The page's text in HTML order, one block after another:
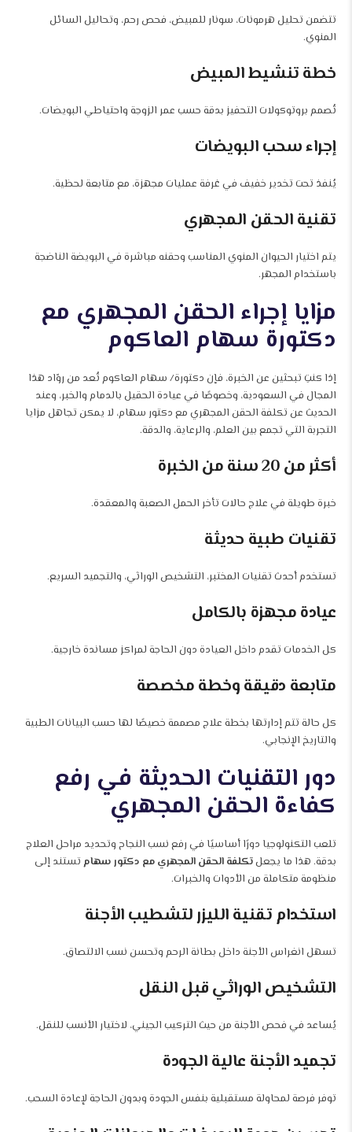
تتضمن تحليل هرمونات، سونار للمبيض، فحص رحم، وتحاليل السائل
المنوي.
خطة تنشيط المبيض
تُصمم بروتوكولات التحفيز بدقة حسب عمر الزوجة واحتياطي البويضات.
إجراء سحب البويضات
يُنفذ تحت تخدير خفيف في غرفة عمليات مجهزة، مع متابعة لحظية.
تقنية الحقن المجهري
يتم اختيار الحيوان المنوي المناسب وحقنه مباشرة في البويضة الناضجة
باستخدام المجهر.
مزايا إجراء الحقن المجهري مع
دكتورة سهام العاكوم
إذا كنتِ تبحثين عن الخبرة، فإن دكتورة/ سهام العاكوم تُعد من روّاد هذا
المجال في السعودية، وخصوصًا في عيادة الحقيل بالدمام والخبر، وعند
الحديث عن تكلفة الحقن المجهري مع دكتور سهام، لا يمكن تجاهل مزايا
التجربة التي تجمع بين العلم، والرعاية، والدقة.
أكثر من 20 سنة من الخبرة
خبرة طويلة في علاج حالات تأخر الحمل الصعبة والمعقدة.
تقنيات طبية حديثة
تستخدم أحدث تقنيات المختبر، التشخيص الوراثي، والتجميد السريع.
عيادة مجهزة بالكامل
كل الخدمات تقدم داخل العيادة دون الحاجة لمراكز مساندة خارجية.
متابعة دقيقة وخطة مخصصة
كل حالة تتم إدارتها بخطة علاج مصممة خصيصًا لها حسب البيانات الطبية
والتاريخ الإنجابي.
دور التقنيات الحديثة في رفع
كفاءة الحقن المجهري
تلعب التكنولوجيا دورًا أساسيًا في رفع نسب النجاح وتحديد مراحل العلاج
بدقة. هذا ما يجعلتكلفة الحقن المجهري مع دكتور سهام تستند إلى
منظومة متكاملة من الأدوات والخبرات.
استخدام تقنية الليزر لتشطيب الأجنة
تسهل انغراس الأجنة داخل بطانة الرحم وتحسن نسب الالتصاق.
التشخيص الوراثي قبل النقل
يُساعد في فحص الأجنة من حيث التركيب الجيني، لاختيار الأنسب للنقل.
تجميد الأجنة عالية الجودة
توفر فرصة لمحاولة مستقبلية بنفس الجودة وبدون الحاجة لإعادة السحب.